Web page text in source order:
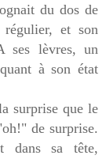
du dos de
et son
ses lèvres, un
à son état
surprise que le
de surprise.
dans sa tête,